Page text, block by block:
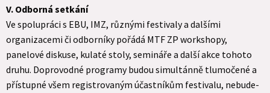
V. Odborná setkání
Ve spolupráci s EBU, IMZ, různými festivaly a dalšími
organizacemi či odborníky pořádá MTF ZP workshopy,
panelové diskuse, kulaté stoly, semináře a další akce tohoto
druhu. Doprovodné programy budou simultánně tlumočené a
přístupné všem registrovaným účastníkům festivalu, nebude-